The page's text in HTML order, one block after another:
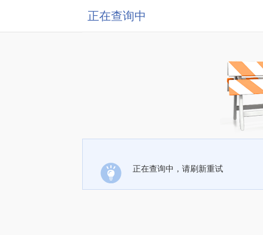
正在查询中
正在查询中，请刷新重试